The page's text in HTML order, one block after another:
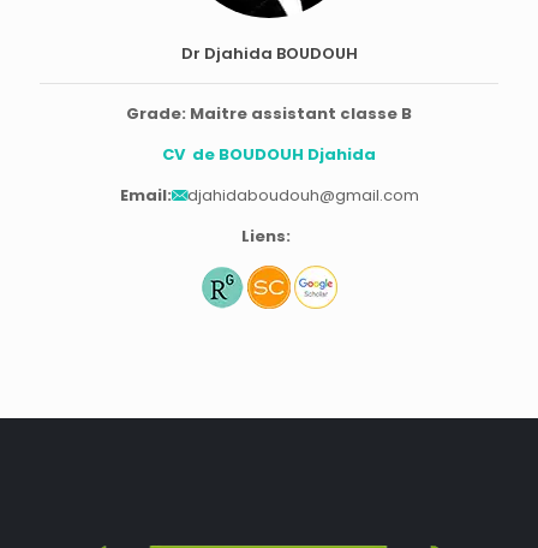
Dr Djahida BOUDOUH
Grade: Maitre assistant classe B
CV de BOUDOUH Djahida
Email:
djahidaboudouh@gmail.com
Liens: